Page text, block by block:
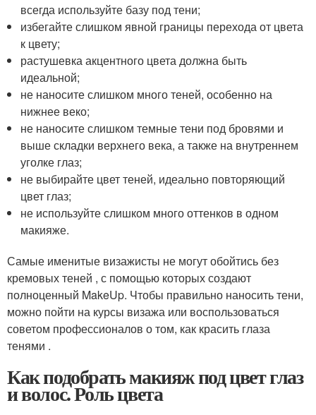
всегда используйте базу под тени;
избегайте слишком явной границы перехода от цвета
к цвету;
растушевка акцентного цвета должна быть
идеальной;
не наносите слишком много теней, особенно на
нижнее веко;
не наносите слишком темные тени под бровями и
выше складки верхнего века, а также на внутреннем
уголке глаз;
не выбирайте цвет теней, идеально повторяющий
цвет глаз;
не используйте слишком много оттенков в одном
макияже.
Самые именитые визажисты не могут обойтись без
кремовых теней , с помощью которых создают
полноценный MakeUp. Чтобы правильно наносить тени,
можно пойти на курсы визажа или воспользоваться
советом профессионалов о том, как красить глаза
тенями .
Как подобрать макияж под цвет глаз
и волос. Роль цвета